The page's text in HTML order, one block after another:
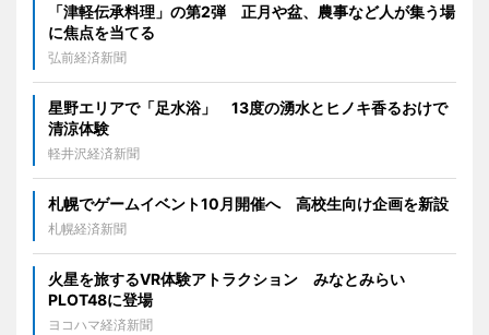
「津軽伝承料理」の第2弾 正月や盆、農事など人が集う場
に焦点を当てる
弘前経済新聞
星野エリアで「足水浴」 13度の湧水とヒノキ香るおけで
清涼体験
軽井沢経済新聞
札幌でゲームイベント10月開催へ 高校生向け企画を新設
札幌経済新聞
火星を旅するVR体験アトラクション みなとみらい
PLOT48に登場
ヨコハマ経済新聞